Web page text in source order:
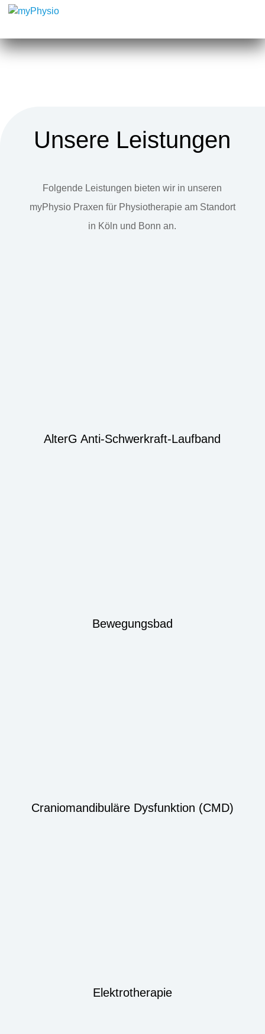
Unsere Leistungen
Folgende Leistungen bieten wir in unseren
myPhysio Praxen für Physiotherapie am Standort
in Köln und Bonn an.
AlterG Anti-Schwerkraft-Laufband
Bewegungsbad
Craniomandibuläre Dysfunktion (CMD)
Elektrotherapie